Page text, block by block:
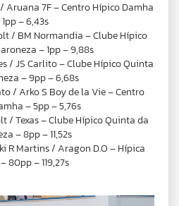
Aruana 7F – Centro Hípico Damha
– 6,43s
/ BM Normandia – Clube Hípico
– 1pp – 9,88s
/ JS Carlito – Clube Hípico Quinta
– 9pp – 6,68s
/ Arko S Boy de la Vie – Centro
– 5pp – 5,76s
/ Texas – Clube Hípico Quinta da
– 8pp – 11,52s
R Martins / Aragon D.O – Hípica
80pp – 119,27s